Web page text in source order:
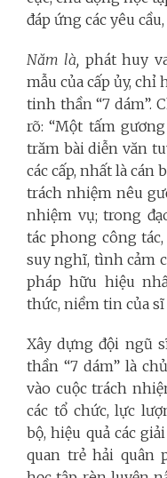
đáp ứng các yêu
Năm là, phát huy
mẫu của cấp ủy, chỉ
tinh thần “7 dám”.
rõ: “Một tấm
trăm bài diễn văn
các cấp, nhất là cán
trách nhiệm nêu
nhiệm vụ; trong
tác phong công
suy nghĩ, tình cảm
pháp hữu hiệu
thức, niềm tin của sĩ
Xây dựng đội ngũ
thần “7 dám” là
vào cuộc trách
các tổ chức, lực
bộ, hiệu quả các
quan trẻ hải quân